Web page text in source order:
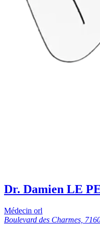
Dr. Damien LE
Médecin orl
Boulevard des Charmes,